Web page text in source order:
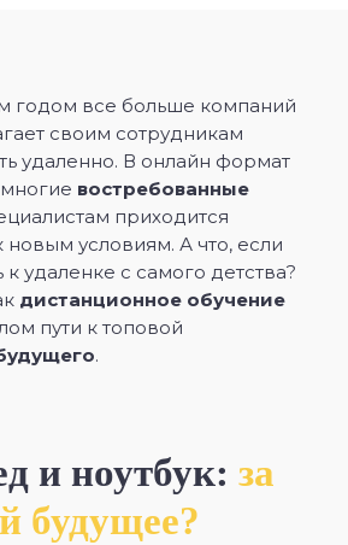
годом все больше компаний
своим сотрудникам
удаленно. В онлайн формат
востребованные
приходится
новым условиям. А что, если
к удаленке с самого детства?
дистанционное обучение
пути к топовой
.
и ноутбук: за
будущее?